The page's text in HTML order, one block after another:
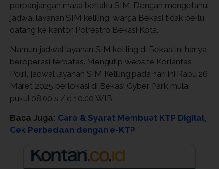
perpanjangan masa berlaku SIM. Dengan mengetahui
jadwal layanan SIM keliling, warga Bekasi tidak perlu
datang ke kantor Polrestro Bekasi Kota.
Namun jadwal layanan SIM keliling di Bekasi ini hanya
beroperasi terbatas. Mengutip website Korlantas
Polri, jadwal layanan SIM Keliling pada hari ini Rabu 26
Maret 2025 berlokasi di Bekasi Cyber Park mulai
pukul 08.00 s / d 10.00 WIB.
Baca Juga: Cara & Syarat Membuat KTP Digital,
Cek Perbedaan dengan e-KTP